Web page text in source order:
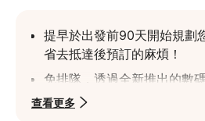
提早於出發前90天開始規劃
省去抵達後預訂的麻煩！
免排隊，透過全新推出的數
的JR Pass
查看更多